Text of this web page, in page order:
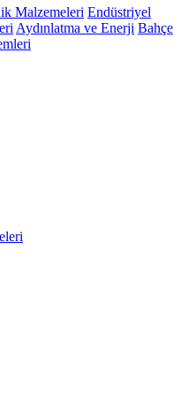
Malzemeleri Endüstriyel
Aydınlatma ve Enerji Bahçe